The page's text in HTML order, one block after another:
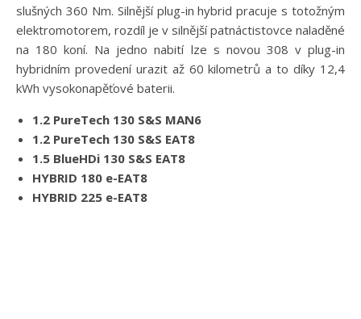
slušných 360 Nm. Silnější plug-in hybrid pracuje s totožným
elektromotorem, rozdíl je v silnější patnáctistovce naladěné
na 180 koní. Na jedno nabití lze s novou 308 v plug-in
hybridním provedení urazit až 60 kilometrů a to díky 12,4
kWh vysokonapěťové baterii.
1.2 PureTech 130 S&S MAN6
1.2 PureTech 130 S&S EAT8
1.5 BlueHDi 130 S&S EAT8
HYBRID 180 e-EAT8
HYBRID 225 e-EAT8